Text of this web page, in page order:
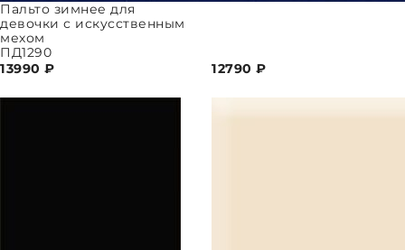
Пальто зимнее для
девочки с искусственным
мехом
ПД1290
13990 ₽ 12790₽